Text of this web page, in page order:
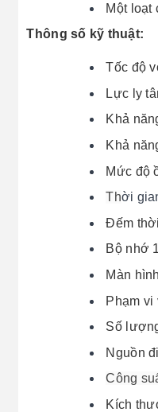
Một loạt
Thông số kỹ thuật:
Tốc độ
Lực ly
Khả
Khả
Mức độ
Thời
Đếm
Bộ nhớ
Màn
Phạm vi
Số
Nguồn
Công
Kích